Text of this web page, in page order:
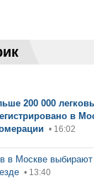
200 000
в
• 16:02
в Москве выбирают
• 13:40